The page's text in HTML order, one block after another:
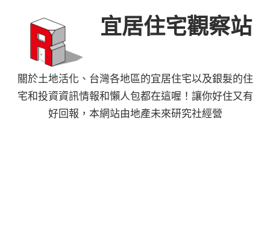
宜居住宅觀察站
關於土地活化、台灣各地區的宜居住宅以及銀髮的住
宅和投資資訊情報和懶人包都在這喔！讓你好住又有
好回報，本網站由地產未來研究社經營